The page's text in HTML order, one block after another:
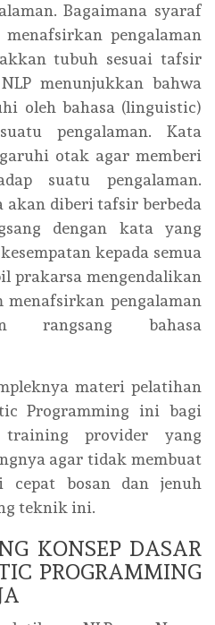
Bagaimana syaraf
pengalaman
tubuh sesuai tafsir
menunjukkan bahwa
oleh bahasa (linguistic)
pengalaman. Kata
otak agar memberi
suatu pengalaman.
akan diberi tafsir berbeda
dengan kata yang
kepada semua
prakarsa mengendalikan
pengalaman
rangsang bahasa
materi pelatihan
Programming ini bagi
training provider yang
agar tidak membuat
cepat bosan dan jenuh
teknik ini.
KONSEP DASAR
PROGRAMMING